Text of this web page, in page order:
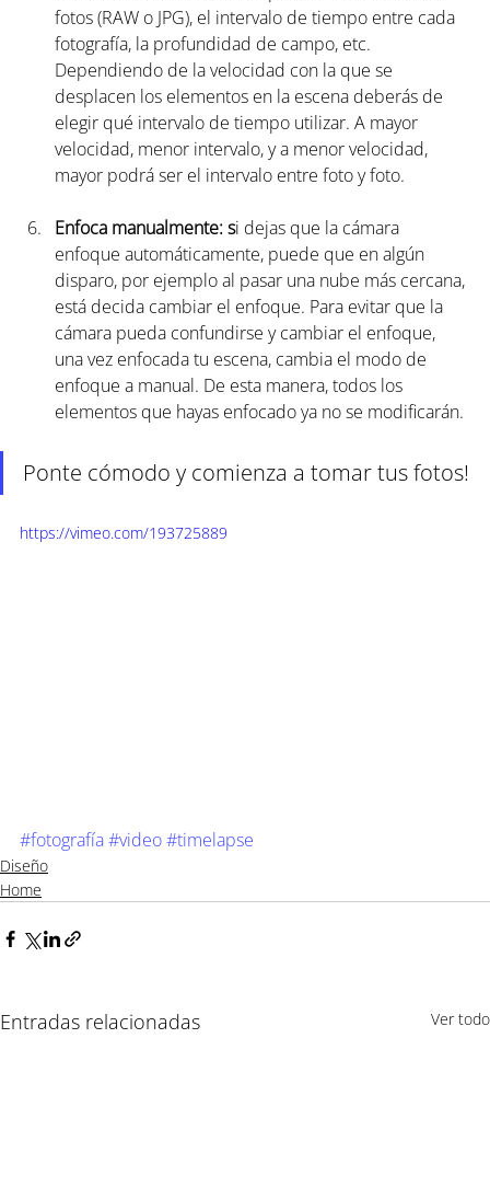
fotos (RAW o JPG), el intervalo de tiempo entre cada
fotografía, la profundidad de campo, etc.
Dependiendo de la velocidad con la que se
desplacen los elementos en la escena deberás de
elegir qué intervalo de tiempo utilizar. A mayor
velocidad, menor intervalo, y a menor velocidad,
mayor podrá ser el intervalo entre foto y foto.
Enfoca manualmente: si dejas que la cámara
enfoque automáticamente, puede que en algún
disparo, por ejemplo al pasar una nube más cercana,
está decida cambiar el enfoque. Para evitar que la
cámara pueda confundirse y cambiar el enfoque,
una vez enfocada tu escena, cambia el modo de
enfoque a manual. De esta manera, todos los
elementos que hayas enfocado ya no se modificarán.
Ponte cómodo y comienza a tomar tus fotos!
https://vimeo.com/193725889
#fotografía#video#timelapse
Diseño
Home
Entradas relacionadas Ver todo